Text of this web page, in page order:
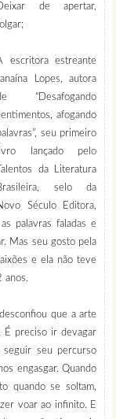
de apertar,
escritora estreante
Lopes, autora
“Desafogando
afogando
seu primeiro
livro lançado pelo
Talentos da Literatura
selo da
Século Editora,
palavras faladas e
Mas seu gosto pela
e ela não teve
anos.
que a arte
É preciso ir devagar
seu percurso
engasgar. Quando
quando se soltam,
voar ao infinito. E